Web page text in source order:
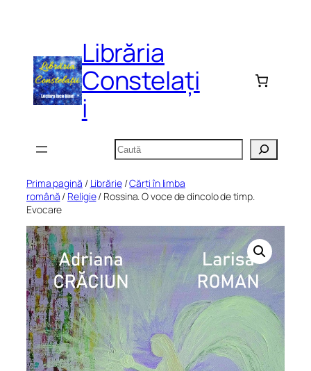
Librăria
Constelați
i
Caută
Prima pagină / Librărie/Cărți în limba
română / Religie/ Rossina. O voce de dincolo de timp.
Evocare